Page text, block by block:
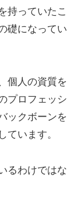
持っていたこ
礎になってい
個人の資質を
プロフェッシ
ックボーンを
ています。
るわけではな